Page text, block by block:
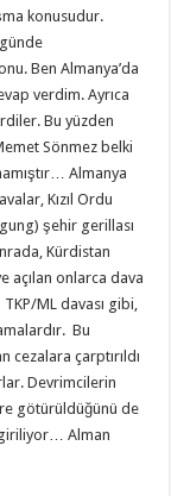
konusudur.
Ben Almanya’da
verdim. Ayrıca
Bu yüzden
Sönmez belki
Almanya
Kızıl Ordu
şehir gerillası
Kürdistan
açılan onlarca dava
ML davası gibi,
Bu
cezalara çarptırıldı
Devrimcilerin
götürüldüğünü de
Alman